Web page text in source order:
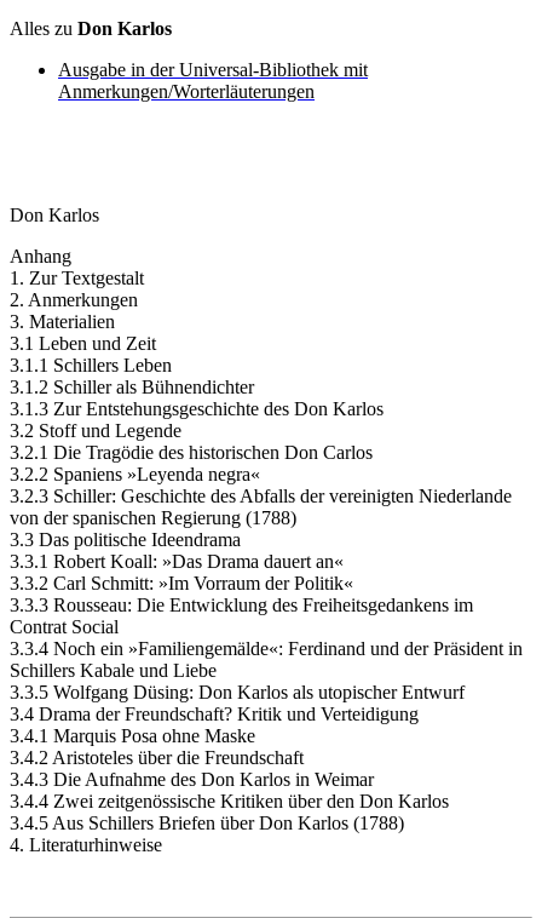
Alles zu Don Karlos
Ausgabe in der Universal-Bibliothek mit
Anmerkungen/Worterläuterungen
Don Karlos
Anhang
1. Zur Textgestalt
2. Anmerkungen
3. Materialien
3.1 Leben und Zeit
3.1.1 Schillers Leben
3.1.2 Schiller als Bühnendichter
3.1.3 Zur Entstehungsgeschichte des Don Karlos
3.2 Stoff und Legende
3.2.1 Die Tragödie des historischen Don Carlos
3.2.2 Spaniens »Leyenda negra«
3.2.3 Schiller: Geschichte des Abfalls der vereinigten Niederlande
von der spanischen Regierung (1788)
3.3 Das politische Ideendrama
3.3.1 Robert Koall: »Das Drama dauert an«
3.3.2 Carl Schmitt: »Im Vorraum der Politik«
3.3.3 Rousseau: Die Entwicklung des Freiheitsgedankens im
Contrat Social
3.3.4 Noch ein »Familiengemälde«: Ferdinand und der Präsident in
Schillers Kabale und Liebe
3.3.5 Wolfgang Düsing: Don Karlos als utopischer Entwurf
3.4 Drama der Freundschaft? Kritik und Verteidigung
3.4.1 Marquis Posa ohne Maske
3.4.2 Aristoteles über die Freundschaft
3.4.3 Die Aufnahme des Don Karlos in Weimar
3.4.4 Zwei zeitgenössische Kritiken über den Don Karlos
3.4.5 Aus Schillers Briefen über Don Karlos (1788)
4. Literaturhinweise